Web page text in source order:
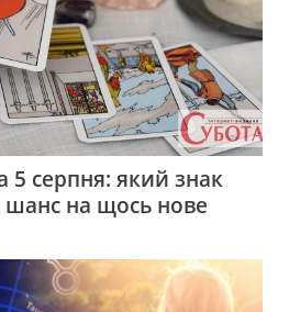
5 серпня: який знак
шанс на щось нове